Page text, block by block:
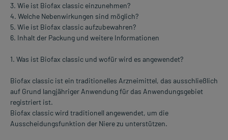
3. Wie ist Biofax classic einzunehmen?
4. Welche Nebenwirkungen sind möglich?
5. Wie ist Biofax classic aufzubewahren?
6. Inhalt der Packung und weitere Informationen
1. Was ist Biofax classic und wofür wird es angewendet?
Biofax classic ist ein traditionelles Arzneimittel, das ausschließlich
auf Grund langjähriger Anwendung für das Anwendungsgebiet
registriert ist.
Biofax classic wird traditionell angewendet, um die
Ausscheidungsfunktion der Niere zu unterstützen.